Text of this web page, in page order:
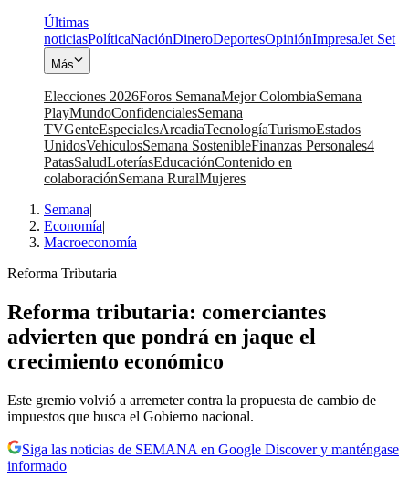
Últimas
noticiasPolíticaNaciónDineroDeportesOpiniónImpresaJet Set
Más
Elecciones 2026Foros SemanaMejor ColombiaSemana
PlayMundoConfidencialesSemana
TVGenteEspecialesArcadiaTecnologíaTurismoEstados
UnidosVehículosSemana SostenibleFinanzas Personales4
PatasSaludLoteríasEducaciónContenido en
colaboraciónSemana RuralMujeres
Semana|
Economía|
Macroeconomía
Reforma Tributaria
Reforma tributaria: comerciantes
advierten que pondrá en jaque el
crecimiento económico
Este gremio volvió a arremeter contra la propuesta de cambio de
impuestos que busca el Gobierno nacional.
Siga las noticias de SEMANA en Google Discover y manténgase
informado